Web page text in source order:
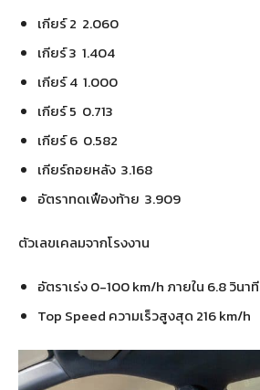
เกียร์ 2 2.060
เกียร์ 3 1.404
เกียร์ 4 1.000
เกียร์ 5 0.713
เกียร์ 6 0.582
เกียร์ถอยหลัง 3.168
อัตราทดเฟืองท้าย 3.909
ตัวเลขเคลมจากโรงงาน
อัตราเร่ง 0-100 km/h ภายใน 6.8 วินาที
Top Speed ความเร็วสูงสุด 216 km/h